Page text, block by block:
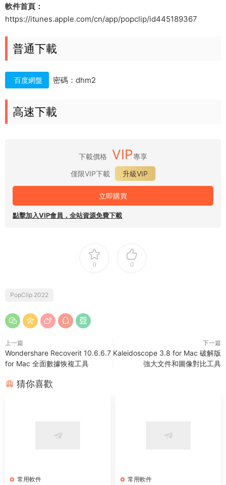
軟件首頁：
https://itunes.apple.com/cn/app/popclip/id445189367
普通下載
百度網盤 密碼：dhm2
高速下載
下載價格 VIP專享
僅限VIP下載
升級VIP
立即購買
點擊加入VIP會員，全站資源免費下載
0 0
PopClip 2022
上一篇
Wondershare Recoverit 10.6.6.7
for Mac 全面數據恢複工具
下一篇
Kaleidoscope 3.8 for Mac 破解版
強大文件和圖像對比工具
猜你喜歡
常用軟件 常用軟件